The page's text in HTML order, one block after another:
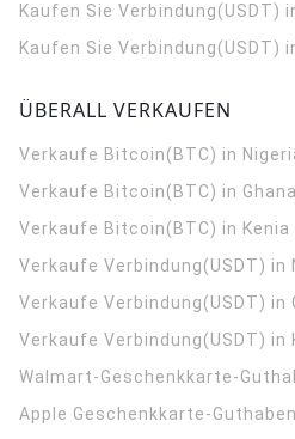
Kaufen Sie Verbindung(USDT)
Kaufen Sie Verbindung(USDT)
ÜBERALL VERKAUFEN
Verkaufe Bitcoin(BTC) in
Verkaufe Bitcoin(BTC) in Ghana
Verkaufe Bitcoin(BTC) in Kenia
Verkaufe Verbindung(USDT) in
Verkaufe Verbindung(USDT) in
Verkaufe Verbindung(USDT) in
Walmart-Geschenkkarte-
Apple Geschenkkarte-